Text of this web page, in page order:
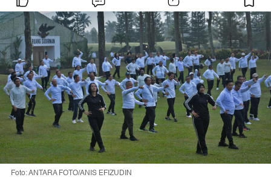
Foto: ANTARA FOTO/ANIS EFIZUDIN